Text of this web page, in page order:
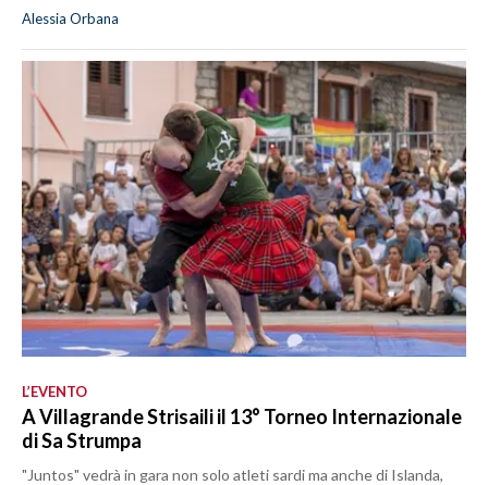
Alessia Orbana
L’EVENTO
A Villagrande Strisaili il 13° Torneo Internazionale
di Sa Strumpa
"Juntos" vedrà in gara non solo atleti sardi ma anche di Islanda,